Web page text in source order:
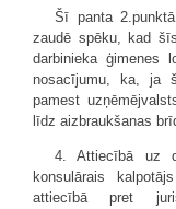
Šī panta
zaudē spēku, kad
darbinieka ģimenes
nosacījumu, ka, ja
pamest
līdz aizbraukšanas
4. Attiecībā uz
konsulārais
attiecībā pret